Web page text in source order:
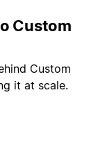
Custom
Custom
it at scale.